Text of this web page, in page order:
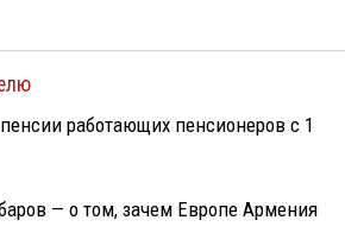
работающих пенсионеров с 1
— о том, зачем Европе Армения